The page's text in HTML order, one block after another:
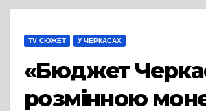
TV СЮЖЕТ У ЧЕРКАСАХ
«Бюджет
розмінною